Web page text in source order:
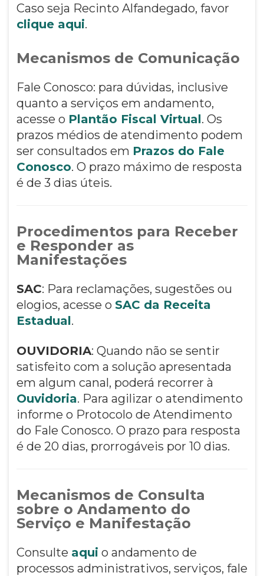
Caso seja Recinto Alfandegado, favor
clique aqui.
Mecanismos de Comunicação
Fale Conosco: para dúvidas, inclusive
quanto a serviços em andamento,
acesse o Plantão Fiscal Virtual. Os
prazos médios de atendimento podem
ser consultados em Prazos do Fale
Conosco. O prazo máximo de resposta
é de 3 dias úteis.
Procedimentos para Receber
e Responder as
Manifestações
SAC: Para reclamações, sugestões ou
elogios, acesse o SAC da Receita
Estadual.
OUVIDORIA: Quando não se sentir
satisfeito com a solução apresentada
em algum canal, poderá recorrer à
Ouvidoria. Para agilizar o atendimento
informe o Protocolo de Atendimento
do Fale Conosco. O prazo para resposta
é de 20 dias, prorrogáveis por 10 dias.
Mecanismos de Consulta
sobre o Andamento do
Serviço e Manifestação
Consulte aqui o andamento de
processos administrativos, serviços, fale